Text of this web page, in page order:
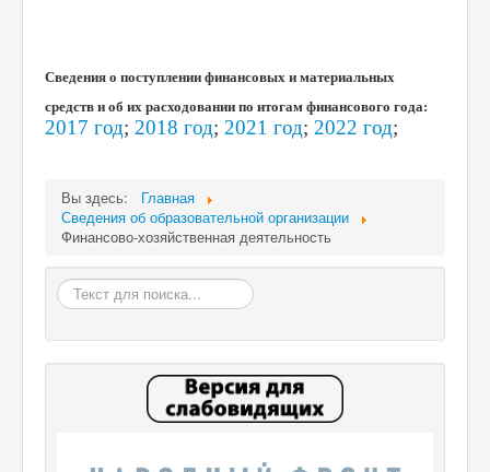
Сведения о поступлении финансовых и материальных
средств и об их расходовании по итогам финансового года:
2017 год; 2018 год; 2021 год; 2022 год;
Вы здесь:
Главная
Сведения об образовательной организации
Финансово-хозяйственная деятельность
Искать